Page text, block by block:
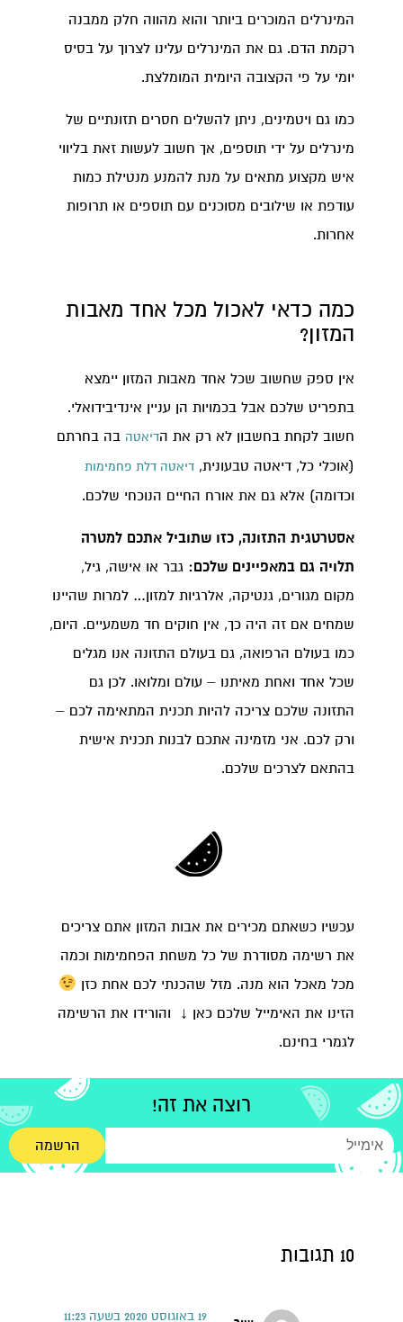
המינרלים המוכרים ביותר והוא מהווה חלק ממבנה
רקמת הדם. גם את המינרלים עלינו לצרוך על בסיס
יומי על פי הקצובה היומית המומלצת.
כמו גם ויטמינים, ניתן להשלים חסרים תזונתיים של
מינרלים על ידי תוספים, אך חשוב לעשות זאת בליווי
איש מקצוע מתאים על מנת להמנע מנטילת כמות
עודפת או שילובים מסוכנים עם תוספים או תרופות
אחרות.
כמה כדאי לאכול מכל אחד מאבות
המזון?
אין ספק שחשוב שכל אחד מאבות המזון יימצא
בתפריט שלכם אבל בכמויות הן עניין אינדיבידואלי.
חשוב לקחת בחשבון לא רק את הדיאטה בה בחרתם
(אוכלי כל, דיאטה טבעונית, דיאטה דלת פחמימות
וכדומה) אלא גם את אורח החיים הנוכחי שלכם.
אסטרטגית התזונה, כזו שתוביל אתכם למטרה
תלויה גם במאפיינים שלכם: גבר או אישה, גיל,
מקום מגורים, גנטיקה, אלרגיות למזון… למרות שהיינו
שמחים אם זה היה כך, אין חוקים חד משמעיים. היום,
כמו בעולם הרפואה, גם בעולם התזונה אנו מגלים
שכל אחד ואחת מאיתנו – עולם ומלואו. לכן גם
התזונה שלכם צריכה להיות תכנית המתאימה לכם –
ורק לכם. אני מזמינה אתכם לבנות תכנית אישית
בהתאם לצרכים שלכם.
עכשיו כשאתם מכירים את אבות המזון אתם צריכים
את רשימה מסודרת של כל משחת הפחמימות וכמה
מכל מאכל הוא מנה. מזל שהכנתי לכם אחת כזן
הזינו את האימייל שלכם כאן ↓
והורידו את הרשימה
לגמרי בחינם.
רוצה את זה!
הרשמה
10 תגובות
19 באוגוסט 2020 בשעה 11:23